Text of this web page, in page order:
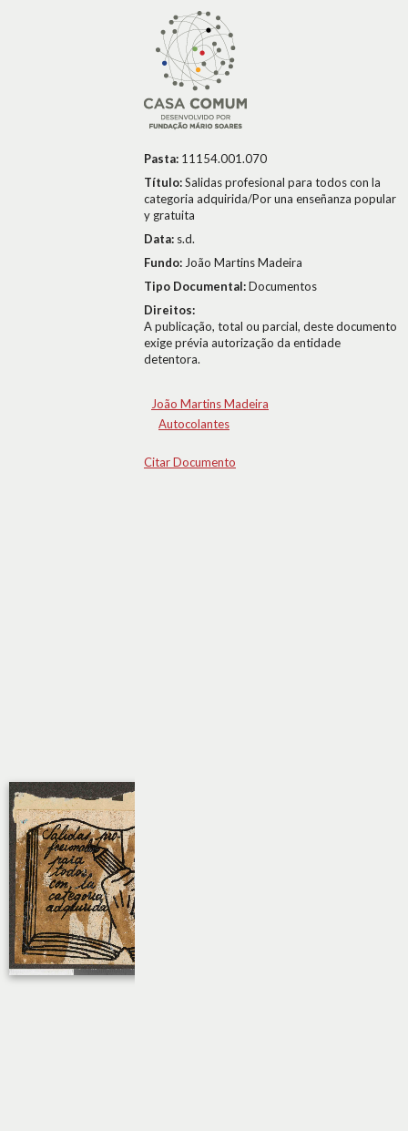
Pasta: 11154.001.070
Título:Salidas profesional para todos con la
categoria adquirida/Por una enseñanza popular
y gratuita
Data: s.d.
Fundo: João Martins Madeira
Tipo Documental:Documentos
Direitos:
A publicação, total ou parcial, deste documento
exige prévia autorização da entidade
detentora.
João Martins Madeira
Autocolantes
Citar Documento